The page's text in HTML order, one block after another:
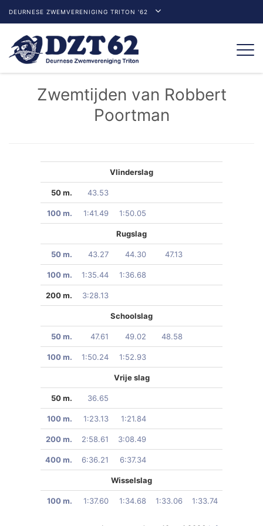
DEURNESE ZWEMVERENIGING TRITON '62
Zwemtijden van Robbert
Poortman
Vlinderslag
50 m. 43.53
100 m. 1:41.49 1:50.05
Rugslag
50 m. 43.27 44.30 47.13
100 m. 1:35.44 1:36.68
200 m. 3:28.13
Schoolslag
50 m. 47.61 49.02 48.58
100 m. 1:50.24 1:52.93
Vrije slag
50 m. 36.65
100 m. 1:23.13 1:21.84
200 m. 2:58.61 3:08.49
400 m. 6:36.21 6:37.34
Wisselslag
100 m. 1:37.60 1:34.68 1:33.06 1:33.74